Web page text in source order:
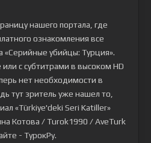
нашего портала, где
ознакомления все
«Серийные убийцы: Турция».
с субтитрами в высоком HD
нет необходимости в
тут зритель уже нашел то,
«Türkiye'deki Seri Katiller»
Котова / Turok1990 / AveTurk
- ТурокРу.